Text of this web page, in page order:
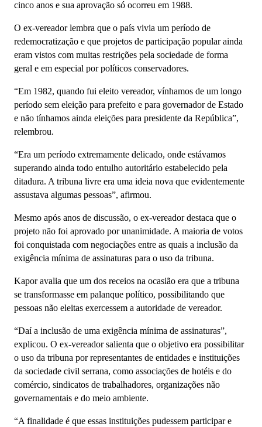
cinco anos e sua aprovação só ocorreu em 1988.
O ex-vereador lembra que o país vivia um período de
redemocratização e que projetos de participação popular ainda
eram vistos com muitas restrições pela sociedade de forma
geral e em especial por políticos conservadores.
“Em 1982, quando fui eleito vereador, vínhamos de um longo
período sem eleição para prefeito e para governador de Estado
e não tínhamos ainda eleições para presidente da República”,
relembrou.
“Era um período extremamente delicado, onde estávamos
superando ainda todo entulho autoritário estabelecido pela
ditadura. A tribuna livre era uma ideia nova que evidentemente
assustava algumas pessoas”, afirmou.
Mesmo após anos de discussão, o ex-vereador destaca que o
projeto não foi aprovado por unanimidade. A maioria de votos
foi conquistada com negociações entre as quais a inclusão da
exigência mínima de assinaturas para o uso da tribuna.
Kapor avalia que um dos receios na ocasião era que a tribuna
se transformasse em palanque político, possibilitando que
pessoas não eleitas exercessem a autoridade de vereador.
“Daí a inclusão de uma exigência mínima de assinaturas”,
explicou. O ex-vereador salienta que o objetivo era possibilitar
o uso da tribuna por representantes de entidades e instituições
da sociedade civil serrana, como associações de hotéis e do
comércio, sindicatos de trabalhadores, organizações não
governamentais e do meio ambiente.
“A finalidade é que essas instituições pudessem participar e